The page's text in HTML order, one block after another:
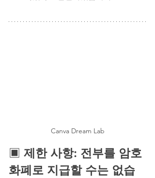
Canva Dream Lab
▣ 제한 사항: 전부를 암호
화폐로 지급할 수는 없습